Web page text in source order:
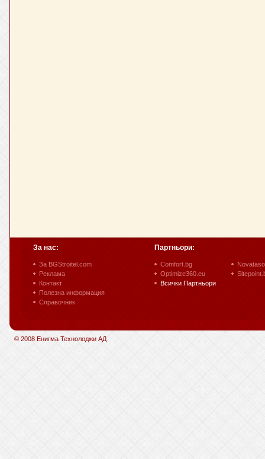
За нас:
За BGStroitel.com
Реклама
Контакт
Полезна информация
Справочник
Партньори:
Comfort.bg
Optimize360.eu
Всички Партньори
© 2008 Енигма Технолоджи АД